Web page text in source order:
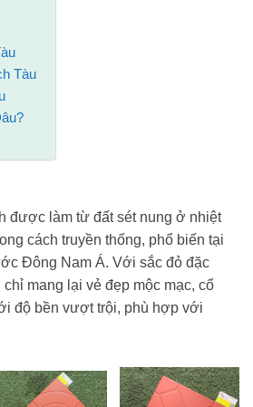
Tàu
được làm từ đất sét nung ở nhiệt
cách truyền thống, phổ biến tại
Đông Nam Á. Với sắc đỏ đặc
mang lại vẻ đẹp mộc mạc, cổ
độ bền vượt trội, phù hợp với